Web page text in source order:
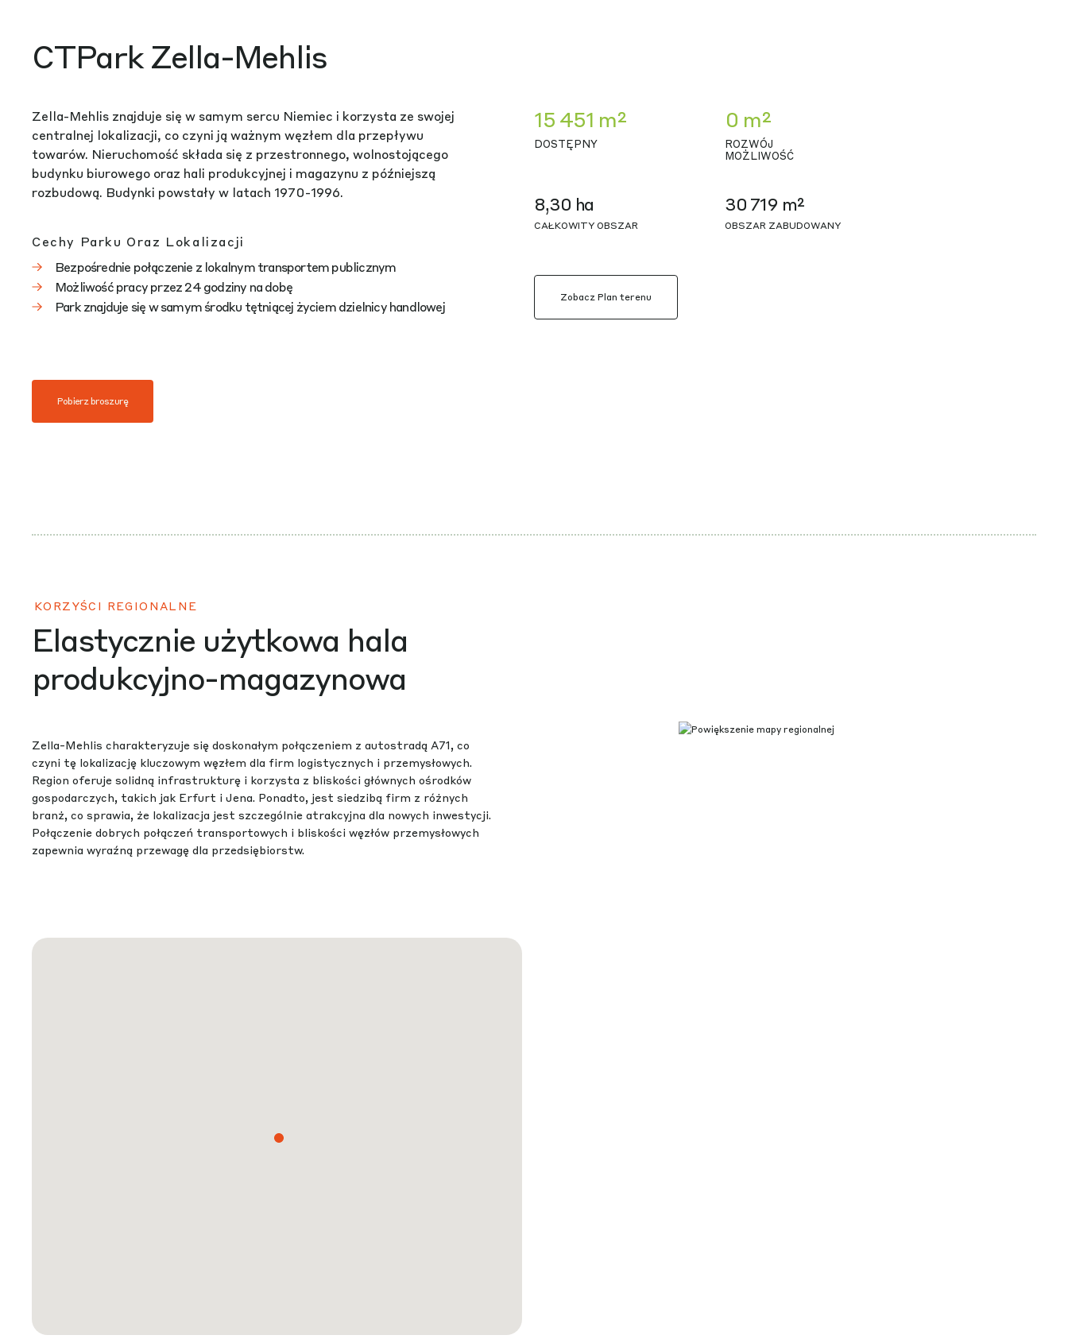
CTPark Zella-Mehlis
Zella-Mehlis znajduje się w samym sercu Niemiec i korzysta ze swojej
centralnej lokalizacji, co czyni ją ważnym węzłem dla przepływu
towarów. Nieruchomość składa się z przestronnego, wolnostojącego
budynku biurowego oraz hali produkcyjnej i magazynu z późniejszą
rozbudową. Budynki powstały w latach 1970-1996.
Cechy Parku Oraz Lokalizacji
Bezpośrednie połączenie z lokalnym transportem publicznym
Możliwość pracy przez 24 godziny na dobę
Park znajduje się w samym środku tętniącej życiem dzielnicy handlowej
Pobierz broszurę
15 451 m²
DOSTĘPNY
0 m²
ROZWÓJ
MOŻLIWOŚĆ
8,30 ha
CAŁKOWITY OBSZAR
30 719 m²
OBSZAR ZABUDOWANY
Zobacz Plan terenu
KORZYŚCI REGIONALNE
Elastycznie użytkowa hala
produkcyjno-magazynowa
Zella-Mehlis charakteryzuje się doskonałym połączeniem z autostradą A71, co
czyni tę lokalizację kluczowym węzłem dla firm logistycznych i przemysłowych.
Region oferuje solidną infrastrukturę i korzysta z bliskości głównych ośrodków
gospodarczych, takich jak Erfurt i Jena. Ponadto, jest siedzibą firm z różnych
branż, co sprawia, że lokalizacja jest szczególnie atrakcyjna dla nowych inwestycji.
Połączenie dobrych połączeń transportowych i bliskości węzłów przemysłowych
zapewnia wyraźną przewagę dla przedsiębiorstw.